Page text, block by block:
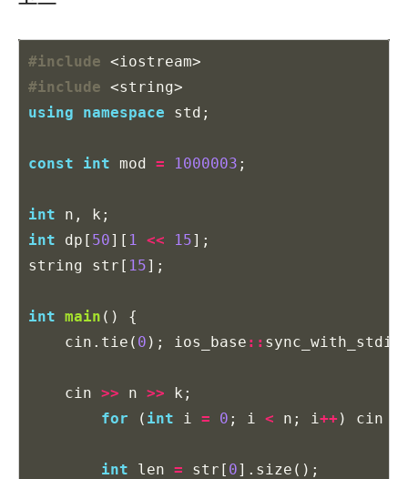
#include <iostream>
#include <string>
using
namespace std ;
const int mod = 1000003 ;
int n , k ;
int
dp [ 50][ 1 << 15];
string
str [ 15];
int main ()
{
cin . tie ( 0 ); ios_base :: sync_with_stdio
cin >> n >> k ;
for
( int i = 0 ; i < n ; i++ ) cin
int len = str [ 0]. size ();